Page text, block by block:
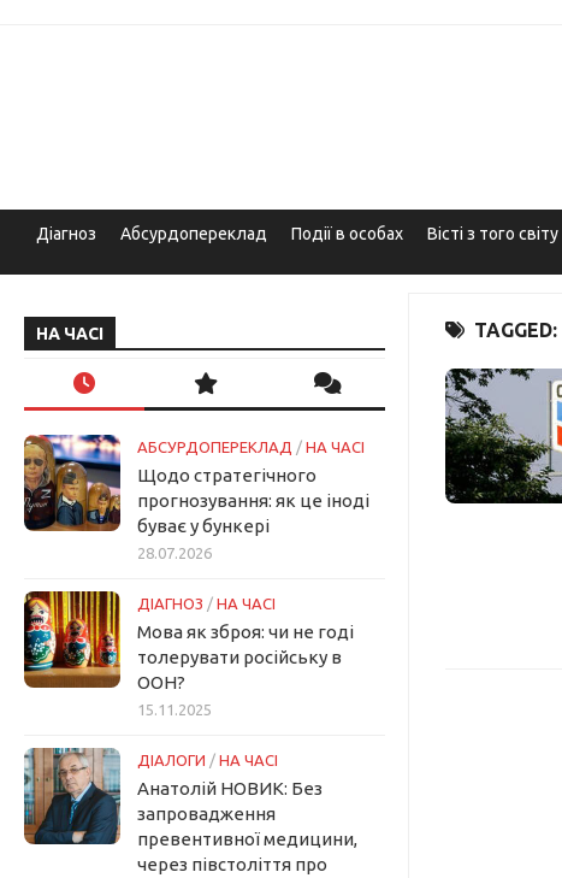
Діагноз Абсурдопереклад Події в особах Вісті з того світу
TAGGED:
НА ЧАСІ
АБСУРДОПЕРЕКЛАД / НА ЧАСІ
Щодо стратегічного
прогнозування: як це іноді
буває у бункері
28.07.2026
ДІАГНОЗ / НА ЧАСІ
Мова як зброя: чи не годі
толерувати російську в
ООН?
15.11.2025
ДІАЛОГИ / НА ЧАСІ
Анатолій НОВИК: Без
запровадження
превентивної медицини,
через півстоліття про